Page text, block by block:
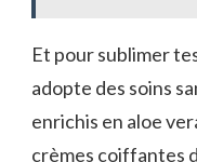
Et pour sublimer
adopte des soins
enrichis en aloe
crèmes coiffantes